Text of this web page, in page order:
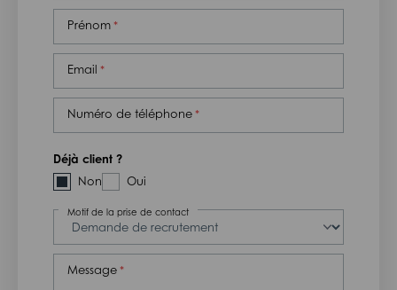
Prénom
Email
Numéro de téléphone
Déjà client ?
Non
Oui
Motif de la prise de contact
Message